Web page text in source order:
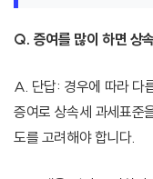
Q. 증여를 많이 하면 상
A. 단답: 경우에 따라 다
증여로 상속세 과세표준
도를 고려해야 합니다.